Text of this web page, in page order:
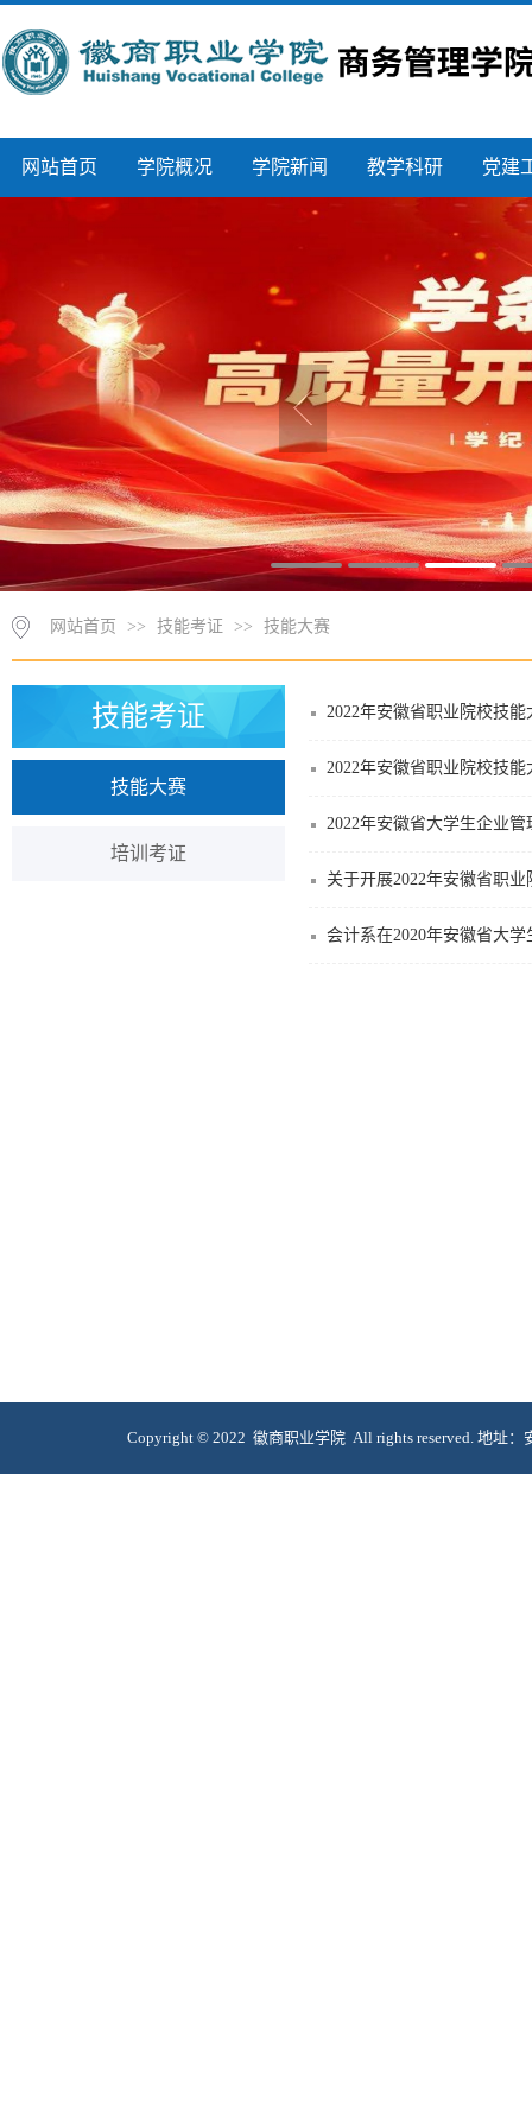
网站首页 学院概况 学院新闻 教学科研 党建
网站首页 >> 技能考证 >> 技能大赛
技能考证
技能大赛
培训考证
2022年安徽省职业院校技
2022年安徽省职业院校技
2022年安徽省大学生企业
关于开展2022年安徽省职
会计系在2020年安徽省大
Copyright © 2022 徽商职业学院 All rights reserved. 地址